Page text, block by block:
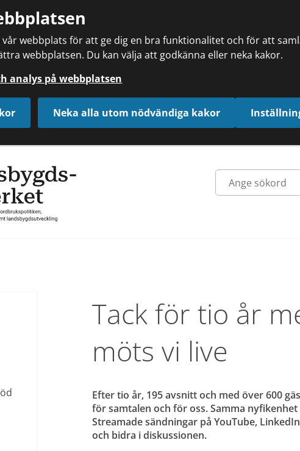
webbplats för att ge dig en bra funktionalitet och för att
webbplatsen. Du kan välja att godkänna eller neka kakor.
analys på webbplatsen
Neka alla utom nödvändiga kakor
Tack för tio år
möts vi live
Efter tio år, 195 avsnitt och med över 600
för samtalen och för oss. Samma
Streamade sändningar på YouTube,
och bidra i diskussionen.